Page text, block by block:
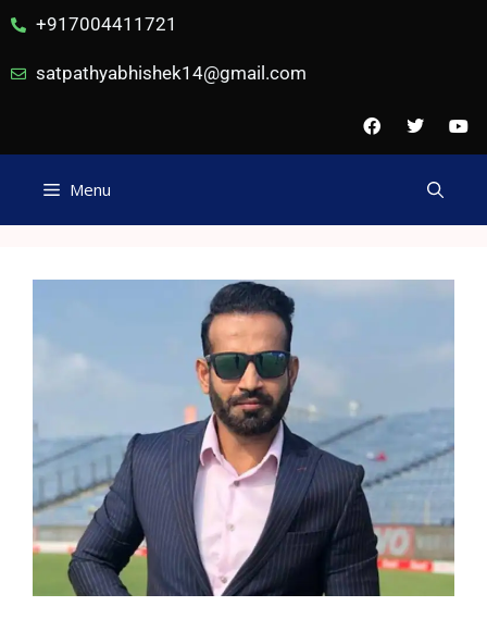
+917004411721
satpathyabhishek14@gmail.com
Menu